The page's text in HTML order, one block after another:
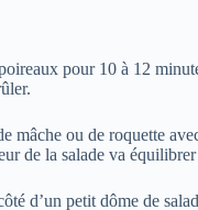
pour 10 à 12
mâche ou de roquette
de la salade va
d’un petit dôme de